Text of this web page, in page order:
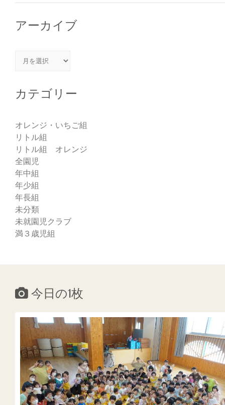
アーカイブ
アーカイブ
カテゴリー
オレンジ・いちご組
リトル組
リトル組 オレンジ
全園児
年中組
年少組
年長組
未分類
未就園児クラブ
満３歳児組
今日の1枚